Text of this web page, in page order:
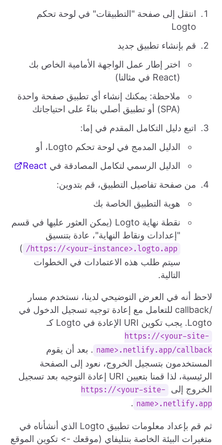
انتقل إلى صفحة "التطبيقات" في لوحة تحكم
Logto
قم بإنشاء تطبيق جديد
اختر إطار عمل الواجهة الأمامية الخاص بك
(React في مثالنا)
ملاحظة: يمكنك إنشاء أي تطبيق صفحة واحدة
(SPA) أو تطبيق أصلي بناءً على احتياجاتك
اتبع دليل التكامل المقدم في إما:
الدليل المدمج في لوحة تحكم Logto، أو
الدليل الرسمي لتكامل المصادقة في React
من صفحة تفاصيل التطبيق، قم بتدوين:
هوية التطبيق الخاصة بك
نقطة نهاية Logto (يمكن العثور عليها في قسم
"إعدادات ونقاط النهاية"، عادة بتنسيق
https://<your-instance>.logto.app/
)
سيتم طلب هذه الاعتمادات في الخطوات
التالية.
لاحظ أنه في العرض التوضيحي لدينا، نستخدم مسار
/callback للتعامل مع إعادة توجيه تسجيل الدخول في
Logto. يجب تكوين URI الإعادة في Logto كـ
https://<your-site-
name>.netlify.app/callback . بعد أن يقوم
المستخدمون بتسجيل الخروج، نعود إلى الصفحة
الرئيسية، لذا قمنا بتعيين URI إعادة التوجيه بعد تسجيل
الخروج إلى
https://<your-site-
name>.netlify.app
.
ثم قم بإعداد معلومات تطبيق Logto الذي أنشأناه في
متغيرات البيئة الخاصة بنتليفاي (موقعك -> تكوين الموقع